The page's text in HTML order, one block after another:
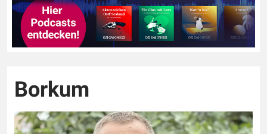
Borkum